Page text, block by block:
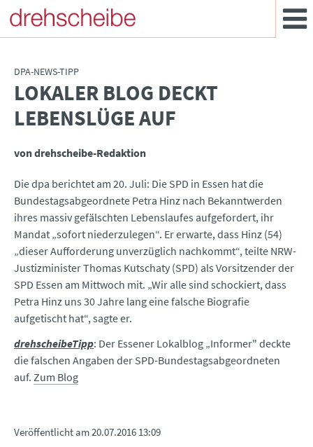
DPA-NEWS-TIPP
:LOKALER BLOG DECKT
LEBENSLÜGE AUF
von drehscheibe-Redaktion
Die dpa berichtet am 20. Juli: Die SPD in Essen hat die
Bundestagsabgeordnete Petra Hinz nach Bekanntwerden
ihres massiv gefälschten Lebenslaufes aufgefordert, ihr
Mandat „sofort niederzulegen“. Er erwarte, dass Hinz (54)
„dieser Aufforderung unverzüglich nachkommt“, teilte NRW-
Justizminister Thomas Kutschaty (SPD) als Vorsitzender der
SPD Essen am Mittwoch mit. „Wir alle sind schockiert, dass
Petra Hinz uns 30 Jahre lang eine falsche Biografie
aufgetischt hat“, sagte er.
drehscheibeTipp: Der Essener Lokalblog „Informer" deckte
die falschen Angaben der SPD-Bundestagsabgeordneten
auf. Zum Blog
Veröffentlicht am20.07.2016 13:09